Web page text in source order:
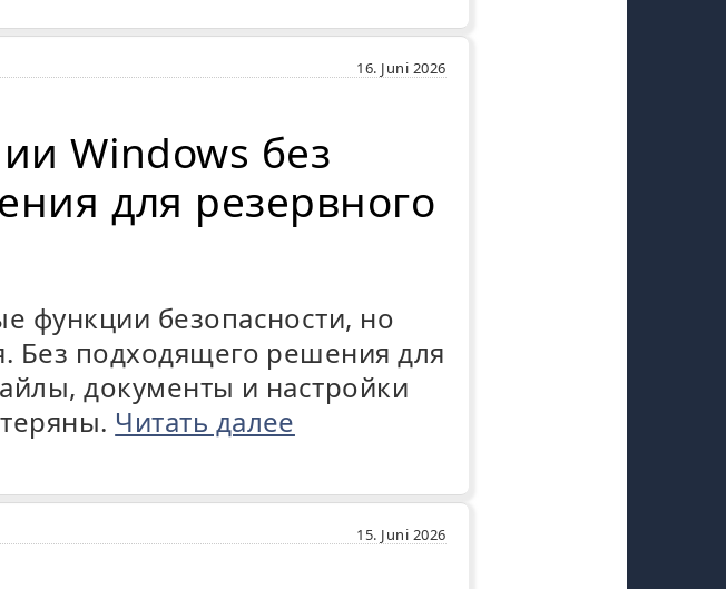
16. Juni 2026
Windows без
для резервного
функции безопасности, но
Без подходящего решения для
документы и настройки
Читать далее
15. Juni 2026